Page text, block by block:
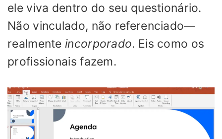
ele viva dentro do seu questionário.
Não vinculado, não referenciado—
realmenteincorporado. Eis como os
profissionais fazem.